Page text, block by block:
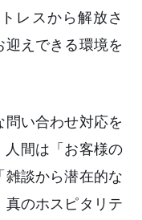
レスから解放さ
えできる環境を
い合わせ対応を
人間は「お客様の
雑談から潜在的な
真のホスピタリテ